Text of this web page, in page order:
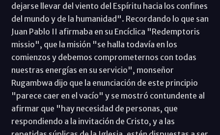
dejarse llevar del viento del Espíritu hacia los confines
del mundo y de la humanidad". Recordando lo que san
Juan Pablo II afirmaba en su Encíclica "Redemptoris
missio", que la misión "se halla todavía en los
comienzos y debemos comprometernos con todas
nuestras energías en su servicio", monseñor
Rugambwa dijo que la enunciación de este principio
"parece caer en el vacío" y se mostró contundente al
afirmar que "hay necesidad de personas, que
respondiendo a la invitación de Cristo, y a las